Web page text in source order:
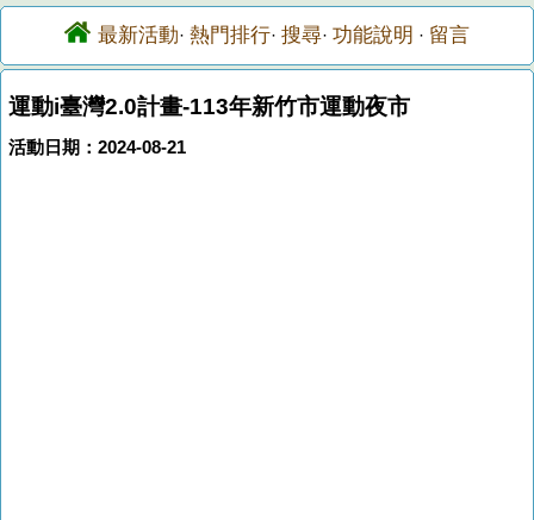
最新活動· 熱門排行· 搜尋· 功能說明 · 留言
運動i臺灣2.0計畫-113年新竹市運動夜市
活動日期：2024-08-21